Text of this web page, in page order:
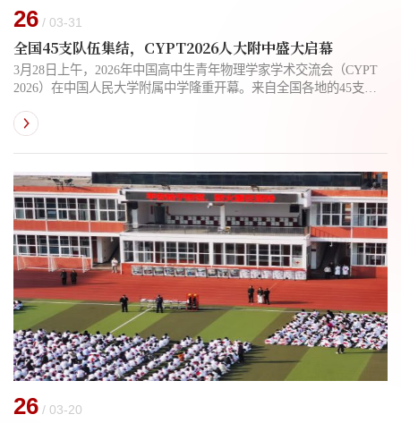
26 / 03-31
全国45支队伍集结，CYPT2026人大附中盛大启幕
3月28日上午，2026年中国高中生青年物理学家学术交流会（CYPT
2026）在中国人民大学附属中学隆重开幕。来自全国各地的45支高
研讨与思辨交锋。本次活动由教育部物理学育人模式改革虚拟教研
办。活动以激发青少年科学兴趣、培养物理学后备人才为核心，...
26 / 03-20